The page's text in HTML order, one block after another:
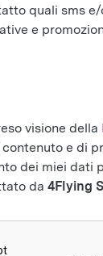
quali sms e/
e
visione della
e di
dei miei dati
da 4Flying